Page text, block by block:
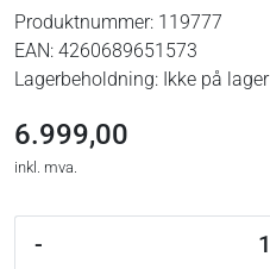
Produktnummer: 119777
EAN: 4260689651573
Lagerbeholdning: Ikke på lager
6.999,00
inkl. mva.
-